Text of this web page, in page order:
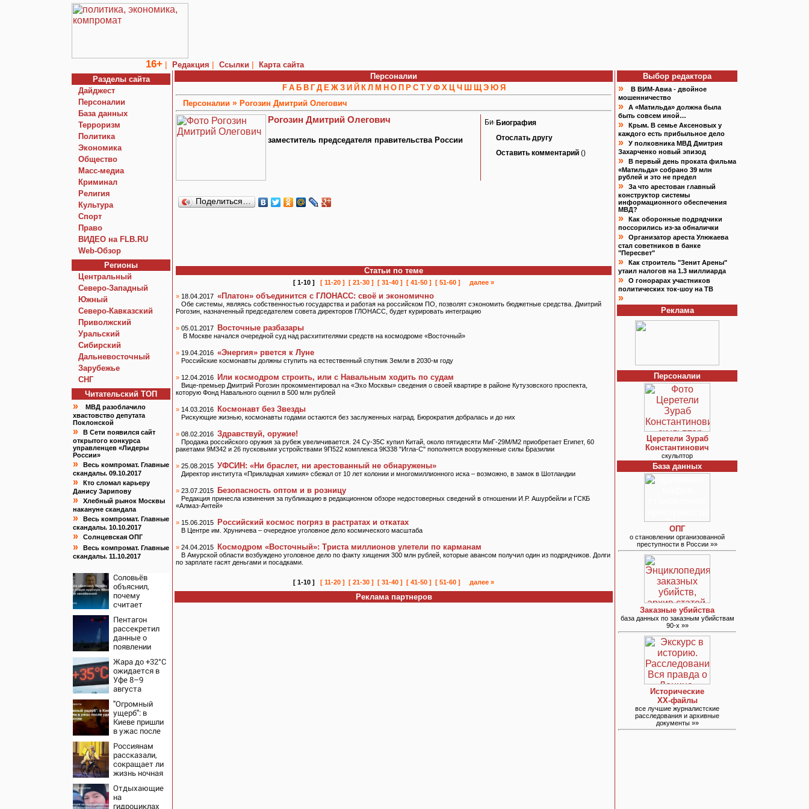
16+ | Редакция | Ссылки |
Карта сайта
Разделы сайта
Дайджест
Персоналии
База данных
Терроризм
Политика
Экономика
Общество
Macc-медиа
Криминал
Религия
Культура
Спорт
Право
ВИДЕО на FLB.RU
Web-Обзор
Регионы
Центральный
Северо-Западный
Южный
Северо-Кавказский
Приволжский
Уральский
Сибирский
Дальневосточный
Зарубежье
СНГ
Читательский TOП
»
МВД разоблачило
хвастовство депутата
Поклонской
»
В Сети появился сайт
открытого конкурса
управленцев «Лидеры
России»
»
Весь компромат. Главные
скандалы. 09.10.2017
»
Кто сломал карьеру
Данису Зарипову
»
Хлебный рынок Москвы
накануне скандала
»
Весь компромат. Главные
скандалы. 10.10.2017
» Солнцевская ОПГ
»
Весь компромат. Главные
скандалы. 11.10.2017
Соловьёв
объяснил,
почему
считает
крупную
войну в
Европе
неизбежной
Пентагон
рассекретил
данные о
появлении
Ближнем
Востоке
Жара до +32°C
ожидается в
Уфе 8–9
августа
"Огромный
ущерб": в
Киеве пришли
в ужас после
России
Россиянам
рассказали,
сокращает ли
жизнь ночная
Отдыхающие
на
гидроциклах
Персоналии
F А Б В Г Д Е Ж З И Й К Л М Н О П Р С Т У Ф Х Ц Ч Ш Щ Э Ю Я
Персоналии » Рогозин Дмитрий Олегович
Рогозин Дмитрий Олегович
заместитель председателя правительства России
Биография
Отослать другу
Оставить комментарий ()
Поделиться…
Статьи по теме
[ 1-10 ] [ 11-20 ] [ 21-30 ] [ 31-40 ] [ 41-50 ] [ 51-60 ]
далее »
» 18.04.2017 «Платон» объединится с ГЛОНАСС: своё и экономично
Обе системы, являясь собственностью государства и работая на российском ПО, позволят сэкономить бюджетные средства. Дмитрий
Рогозин, назначенный председателем совета директоров ГЛОНАСС, будет курировать интеграцию
» 05.01.2017 Восточные разбазары
В Москве начался очередной суд над расхитителями средств на космодроме «Восточный»
» 19.04.2016 «Энергия» рвется к Луне
Российские космонавты должны ступить на естественный спутник Земли в 2030-м году
» 12.04.2016 Или космодром строить, или с Навальным ходить по судам
Вице-премьер Дмитрий Рогозин прокомментировал на «Эхо Москвы» сведения о своей квартире в районе Кутузовского проспекта,
которую Фонд Навального оценил в 500 млн рублей
» 14.03.2016 Космонавт без Звезды
Рискующие жизнью, космонавты годами остаются без заслуженных наград. Бюрократия добралась и до них
» 08.02.2016 Здравствуй, оружие!
Продажа российского оружия за рубеж увеличивается. 24 Су-35С купил Китай, около пятидесяти МиГ-29М/М2 приобретает Египет, 60
ракетами 9М342 и 26 пусковыми устройствами 9П522 комплекса 9К338 "Игла-С" пополнятся вооруженные силы Бразилии
» 25.08.2015 УФСИН: «Ни браслет, ни арестованный не обнаружены»
Директор института «Прикладная химия» сбежал от 10 лет колонии и многомиллионного иска – возможно, в замок в Шотландии
» 23.07.2015 Безопасность оптом и в розницу
Редакция принесла извинения за публикацию в редакционном обзоре недостоверных сведений в отношении И.Р. Ашурбейли и ГСКБ
«Алмаз-Антей»
» 15.06.2015 Российский космос погряз в растратах и откатах
В Центре им. Хруничева – очередное уголовное дело космического масштаба
» 24.04.2015 Космодром «Восточный»: Триста миллионов улетели по карманам
В Амурской области возбуждено уголовное дело по факту хищения 300 млн рублей, которые авансом получил один из подрядчиков. Долги
по зарплате гасят деньгами и посадками.
[ 1-10 ] [ 11-20 ] [ 21-30 ] [ 31-40 ] [ 41-50 ] [ 51-60 ] далее »
Реклама партнеров
Выбор редактора
»
В ВИМ-Авиа - двойное
мошенничество
»
А «Матильда» должна была
быть совсем иной…
»
Крым. В семье Аксеновых у
каждого есть прибыльное дело
»
У полковника МВД Дмитрия
Захарченко новый эпизод
»
В первый день проката фильма
«Матильда» собрано 39 млн
рублей и это не предел
»
За что арестован главный
конструктор системы
информационного обеспечения
МВД?
»
Как оборонные подрядчики
поссорились из-за обналички
»
Организатор ареста Улюкаева
стал советников в банке
"Пересвет"
»
Как строитель "Зенит Арены"
утаил налогов на 1.3 миллиарда
»
О гонорарах участников
политических ток-шоу на ТВ
»
Реклама
Персоналии
Церетели Зураб
Константинович
скульптор
База данных
ОПГ
о становлении организованной
преступности в России »»
Заказные убийства
база данных по заказным убийствам
90-х »»
Исторические
ХХ-файлы
все лучшие журналистские
расследования и архивные
документы »»